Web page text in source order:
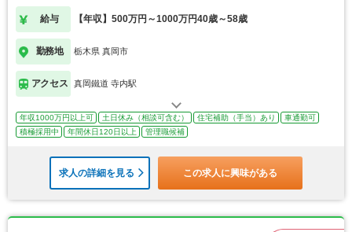
給与 【年収】500万円～1000万円40歳～58歳
勤務地 栃木県 真岡市
アクセス 真岡鐵道 寺内駅
年収1000万円以上可 土日休み（相談可含む） 住宅補助（手当）あり
車通勤可
積極採用中
年間休日120日以上 管理職候補
求人の詳細を見る この求人に興味がある